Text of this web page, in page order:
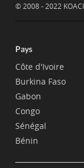
© 2008 - 2022
Pays
Côte d'Ivoire
Burkina Faso
Gabon
Congo
Sénégal
Bénin